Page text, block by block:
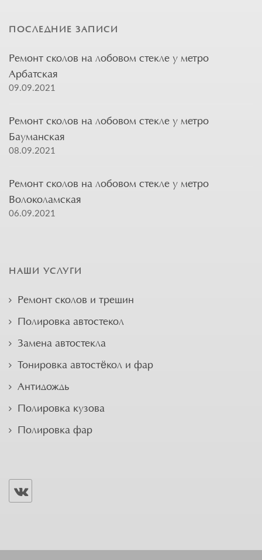
ПОСЛЕДНИЕ ЗАПИСИ
Ремонт сколов на лобовом стекле у метро
Арбатская
09.09.2021
Ремонт сколов на лобовом стекле у метро
Бауманская
08.09.2021
Ремонт сколов на лобовом стекле у метро
Волоколамская
06.09.2021
НАШИ УСЛУГИ
Ремонт сколов и трещин
Полировка автостекол
Замена автостекла
Тонировка автостёкол и фар
Антидождь
Полировка кузова
Полировка фар